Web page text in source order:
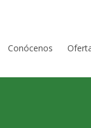
Conócenos